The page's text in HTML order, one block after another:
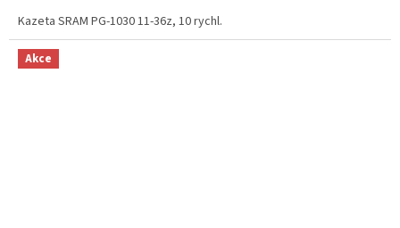
Kazeta SRAM PG-1030 11-36z, 10 rychl.
Akce